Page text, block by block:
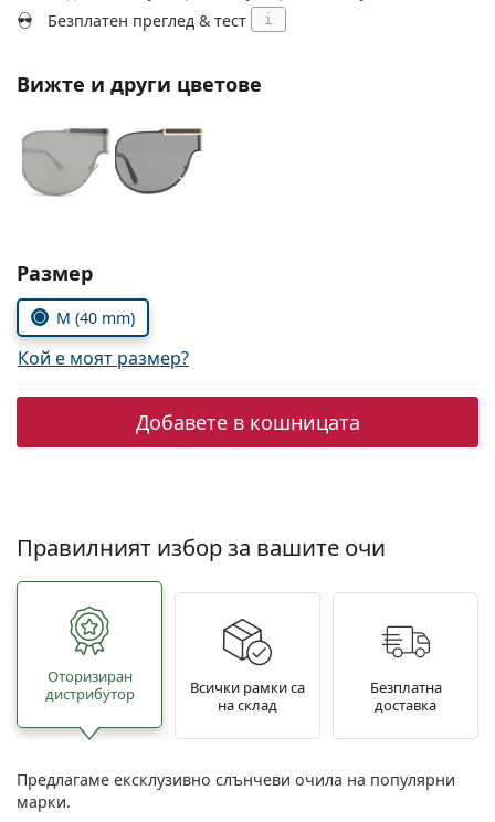
Persol
Всички марки
Безплатен преглед & тест
i
Вижте и други цветове
Изберете параметри
Размер
M (40 mm)
Кой е моят размер?
Добавете в кошницата
Правилният избор за вашите очи
Oторизиран
дистрибутор
Всички рамки са
на склад
Безплатна
доставка
Предлагаме ексклузивно слънчеви очила на популярни
марки.